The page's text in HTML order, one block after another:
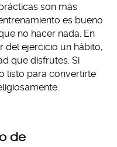
son más
es bueno
no hacer nada. En
del ejercicio un hábito,
que disfrutes. Si
listo para convertirte
de